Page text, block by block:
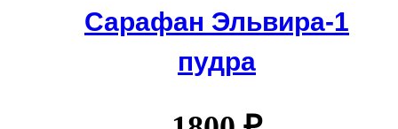
Сарафан Эльвира-1
пудра